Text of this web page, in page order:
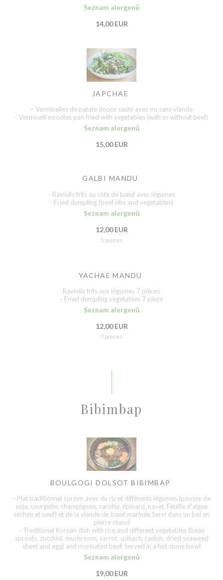
Seznam alergenů
14,00 EUR
JAPCHAE
– Vermicelles de patate douce sauté avec ou sans viande
- Vermicelli noodles pan fried with vegetables (with or without beef)
Seznam alergenů
15,00 EUR
GALBI MANDU
- Raviolis frits au côte de bœuf avec légumes
- Fried dumpling (beef ribs and vegetables)
Seznam alergenů
12,00 EUR
5 pièces
YACHAE MANDU
Raviolis frits aux légumes 7 pièces
- Fried dumpling vegetables 7 piece
Seznam alergenů
12,00 EUR
7 pièces
Bibimbap
BOULGOGI DOLSOT BIBIMBAP
- Plat traditionnel coréen avec du riz et différents légumes (pousse de
soja, courgette, champignon, carotte, épinard, navet, Feuille d'algue
séchée et oeuf) et de la viande de bœuf marinée.Servi dans un bol en
pierre chaud
- Traditional Korean dish with rice and different vegetables (bean
sprouts, zucchini, mushroom, carrot, spinach, radish, dried seaweed
sheet and egg) and marinated beef. Served in a hot stone bowl
Seznam alergenů
19,00 EUR